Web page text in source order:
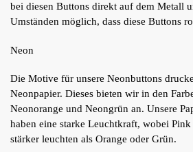
bei diesen Buttons direkt auf dem Metall
Umständen möglich, dass diese Buttons
Neon
Die Motive für unsere Neonbuttons
Neonpapier. Dieses bieten wir in den
Neonorange und Neongrün an. Unsere
haben eine starke Leuchtkraft, wobei
stärker leuchten als Orange oder Grün.